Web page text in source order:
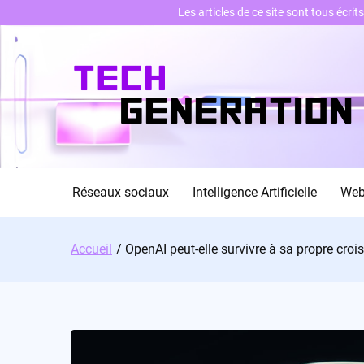
content
Réseaux sociaux Intelligence Artificielle
Accueil OpenAI peut-elle survivre à sa propre
Les articles de ce site sont tous